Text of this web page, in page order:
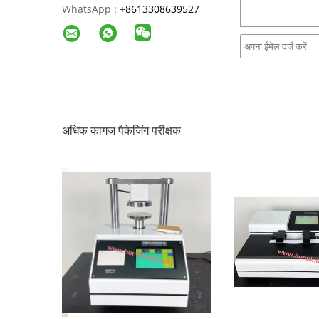
WhatsApp : +8613308639527
अधिक कागज पैकेजिंग परीक्षक